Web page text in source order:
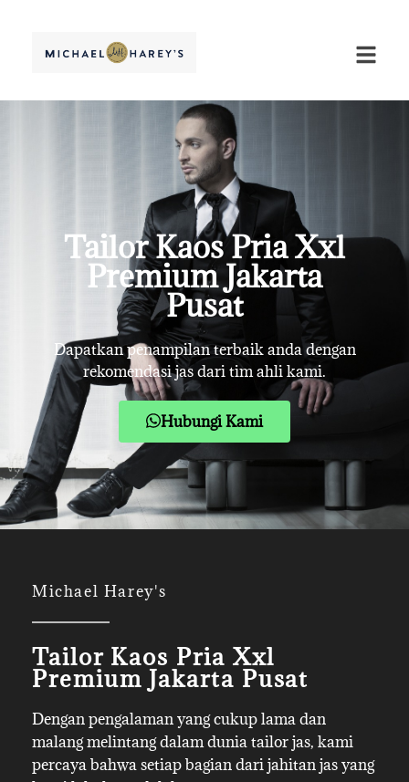
Tailor Kaos Pria Xxl
Premium Jakarta
Pusat
Dapatkan penampilan terbaik anda dengan
rekomendasi jas dari tim ahli kami.
Hubungi Kami
Michael Harey's
Tailor Kaos Pria Xxl
Premium Jakarta Pusat
Dengan pengalaman yang cukup lama dan
malang melintang dalam dunia tailor jas, kami
percaya bahwa setiap bagian dari jahitan jas yang